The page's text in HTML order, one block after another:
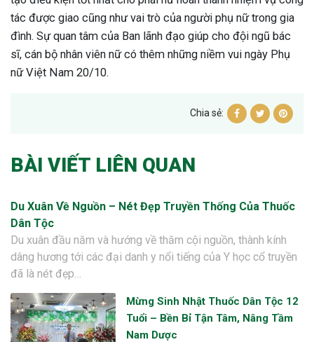
tác được giao cũng như vai trò của người phụ nữ trong gia
đình. Sự quan tâm của Ban lãnh đạo giúp cho đội ngũ bác
sĩ, cán bộ nhân viên nữ có thêm những niềm vui ngày Phụ
nữ Việt Nam 20/10.
Chia sẻ:
BÀI VIẾT LIÊN QUAN
Du Xuân Về Nguồn – Nét Đẹp Truyền Thống Của Thuốc
Dân Tộc
Du xuân đầu năm và hướng về thăm cội nguồn, thành kính
dâng hương tới các đại danh y nổi tiếng của Y học cổ truyền
đã là nét đẹp…
Mừng Sinh Nhật Thuốc Dân Tộc 12
Tuổi – Bền Bỉ Tận Tâm, Nâng Tầm
Nam Dược